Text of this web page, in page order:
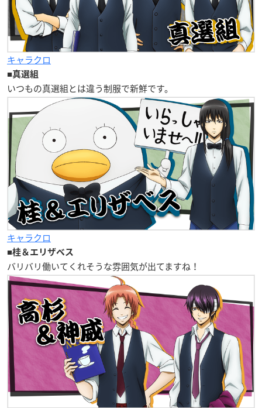
キャラクロ
■真選組
いつもの真選組とは違う制服で新鮮です。
キャラクロ
■桂＆エリザベス
バリバリ働いてくれそうな雰囲気が出てますね！